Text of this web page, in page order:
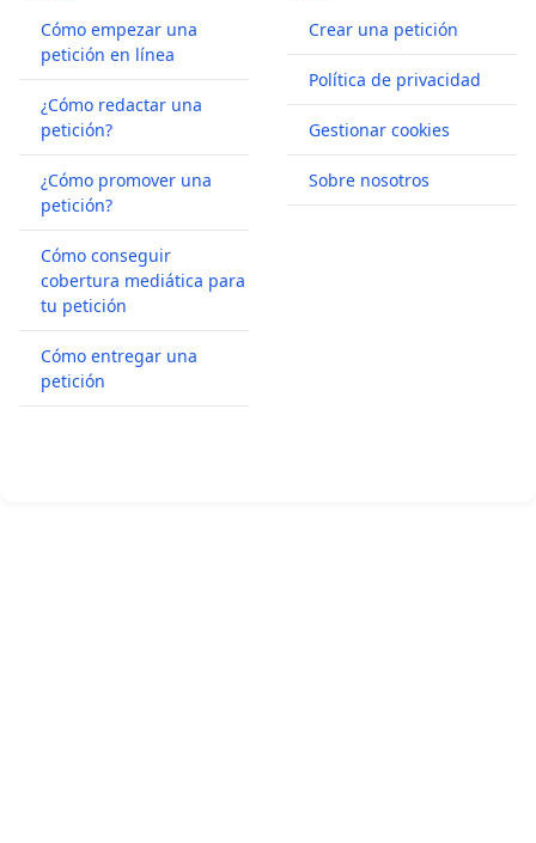
Cómo empezar una
petición en línea
¿Cómo redactar una
petición?
¿Cómo promover una
petición?
Cómo conseguir
cobertura mediática para
tu petición
Cómo entregar una
petición
Crear una petición
Política de privacidad
Gestionar cookies
Sobre nosotros